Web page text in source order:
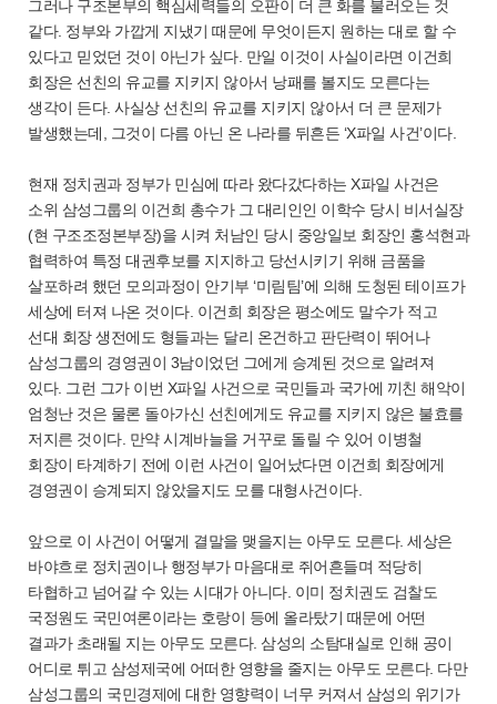
그러나 구조본부의 핵심세력들의 오판이 더 큰 화를 불러오는 것
같다. 정부와 가깝게 지냈기 때문에 무엇이든지 원하는 대로 할 수
있다고 믿었던 것이 아닌가 싶다. 만일 이것이 사실이라면 이건희
회장은 선친의 유교를 지키지 않아서 낭패를 볼지도 모른다는
생각이 든다. 사실상 선친의 유교를 지키지 않아서 더 큰 문제가
발생했는데, 그것이 다름 아닌 온 나라를 뒤흔든 ‘X파일 사건’이다.
현재 정치권과 정부가 민심에 따라 왔다갔다하는 X파일 사건은
소위 삼성그룹의 이건희 총수가 그 대리인인 이학수 당시 비서실장
(현 구조조정본부장)을 시켜 처남인 당시 중앙일보 회장인 홍석현과
협력하여 특정 대권후보를 지지하고 당선시키기 위해 금품을
살포하려 했던 모의과정이 안기부 ‘미림팀’에 의해 도청된 테이프가
세상에 터져 나온 것이다. 이건희 회장은 평소에도 말수가 적고
선대 회장 생전에도 형들과는 달리 온건하고 판단력이 뛰어나
삼성그룹의 경영권이 3남이었던 그에게 승계된 것으로 알려져
있다. 그런 그가 이번 X파일 사건으로 국민들과 국가에 끼친 해악이
엄청난 것은 물론 돌아가신 선친에게도 유교를 지키지 않은 불효를
저지른 것이다. 만약 시계바늘을 거꾸로 돌릴 수 있어 이병철
회장이 타계하기 전에 이런 사건이 일어났다면 이건희 회장에게
경영권이 승계되지 않았을지도 모를 대형사건이다.
앞으로 이 사건이 어떻게 결말을 맺을지는 아무도 모른다. 세상은
바야흐로 정치권이나 행정부가 마음대로 쥐어흔들며 적당히
타협하고 넘어갈 수 있는 시대가 아니다. 이미 정치권도 검찰도
국정원도 국민여론이라는 호랑이 등에 올라탔기 때문에 어떤
결과가 초래될 지는 아무도 모른다. 삼성의 소탐대실로 인해 공이
어디로 튀고 삼성제국에 어떠한 영향을 줄지는 아무도 모른다. 다만
삼성그룹의 국민경제에 대한 영향력이 너무 커져서 삼성의 위기가